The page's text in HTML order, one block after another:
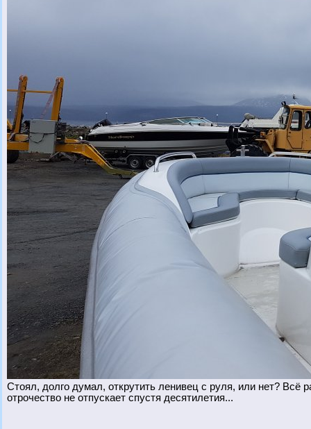
Стоял, долго думал, открутить ленивец с руля, или нет?
отрочество не отпускает спустя десятилетия...